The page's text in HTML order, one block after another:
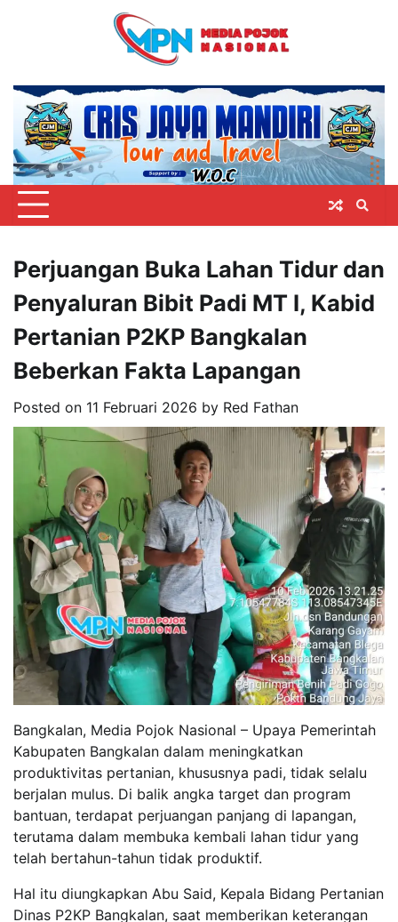
Perjuangan Buka Lahan Tidur dan
Penyaluran Bibit Padi MT I, Kabid
Pertanian P2KP Bangkalan
Beberkan Fakta Lapangan
Posted on 11 Februari 2026 by Red Fathan
Bangkalan, Media Pojok Nasional – Upaya Pemerintah
Kabupaten Bangkalan dalam meningkatkan
produktivitas pertanian, khususnya padi, tidak selalu
berjalan mulus. Di balik angka target dan program
bantuan, terdapat perjuangan panjang di lapangan,
terutama dalam membuka kembali lahan tidur yang
telah bertahun-tahun tidak produktif.
Hal itu diungkapkan Abu Said, Kepala Bidang Pertanian
Dinas P2KP Bangkalan, saat memberikan keterangan